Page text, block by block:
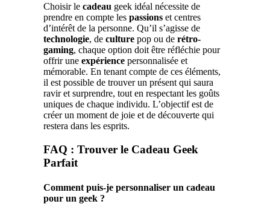
Choisir le cadeau geek idéal nécessite de
prendre en compte les passions et centres
d’intérêt de la personne. Qu’il s’agisse de
technologie, de culture pop ou de rétro-
gaming, chaque option doit être réfléchie pour
offrir une expérience personnalisée et
mémorable. En tenant compte de ces éléments,
il est possible de trouver un présent qui saura
ravir et surprendre, tout en respectant les goûts
uniques de chaque individu. L’objectif est de
créer un moment de joie et de découverte qui
restera dans les esprits.
FAQ : Trouver le Cadeau Geek
Parfait
Comment puis-je personnaliser un cadeau
pour un geek ?